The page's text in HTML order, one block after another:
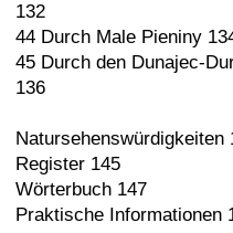
132
44 Durch Male Pieniny
45 Durch den Dunajec-
136
Natursehenswürdigkeiten
Register 145
Wörterbuch 147
Praktische Informationen